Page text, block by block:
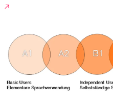
↗